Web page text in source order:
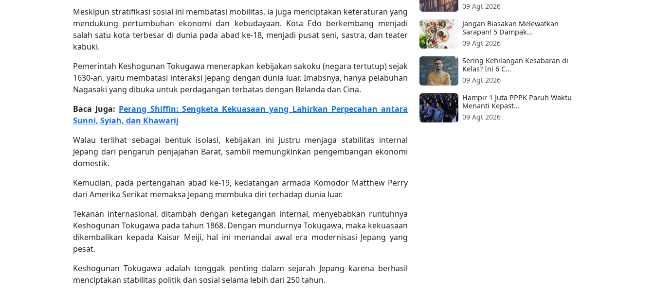
Meskipun stratifikasi sosial ini membatasi mobilitas, ia juga menciptakan keteraturan yang
mendukung pertumbuhan ekonomi dan kebudayaan. Kota Edo berkembang menjadi
salah satu kota terbesar di dunia pada abad ke-18, menjadi pusat seni, sastra, dan teater
kabuki.
Pemerintah Keshogunan Tokugawa menerapkan kebijakan sakoku (negara tertutup) sejak
1630-an, yaitu membatasi interaksi Jepang dengan dunia luar. Imabsnya, hanya pelabuhan
Nagasaki yang dibuka untuk perdagangan terbatas dengan Belanda dan Cina.
Baca Juga: Perang Shiffin: Sengketa Kekuasaan yang Lahirkan Perpecahan antara
Sunni, Syiah, dan Khawarij
Walau terlihat sebagai bentuk isolasi, kebijakan ini justru menjaga stabilitas internal
Jepang dari pengaruh penjajahan Barat, sambil memungkinkan pengembangan ekonomi
domestik.
Kemudian, pada pertengahan abad ke-19, kedatangan armada Komodor Matthew Perry
dari Amerika Serikat memaksa Jepang membuka diri terhadap dunia luar.
Tekanan internasional, ditambah dengan ketegangan internal, menyebabkan runtuhnya
Keshogunan Tokugawa pada tahun 1868. Dengan mundurnya Tokugawa, maka kekuasaan
dikembalikan kepada Kaisar Meiji, hal ini menandai awal era modernisasi Jepang yang
pesat.
Keshogunan Tokugawa adalah tonggak penting dalam sejarah Jepang karena berhasil
menciptakan stabilitas politik dan sosial selama lebih dari 250 tahun.
09 Agt 2026
Jangan Biasakan Melewatkan
Sarapan! 5 Dampak...
09 Agt 2026
Sering Kehilangan Kesabaran di
Kelas? Ini 6 C...
09 Agt 2026
Hampir 1 Juta PPPK Paruh Waktu
Menanti Kepast...
09 Agt 2026